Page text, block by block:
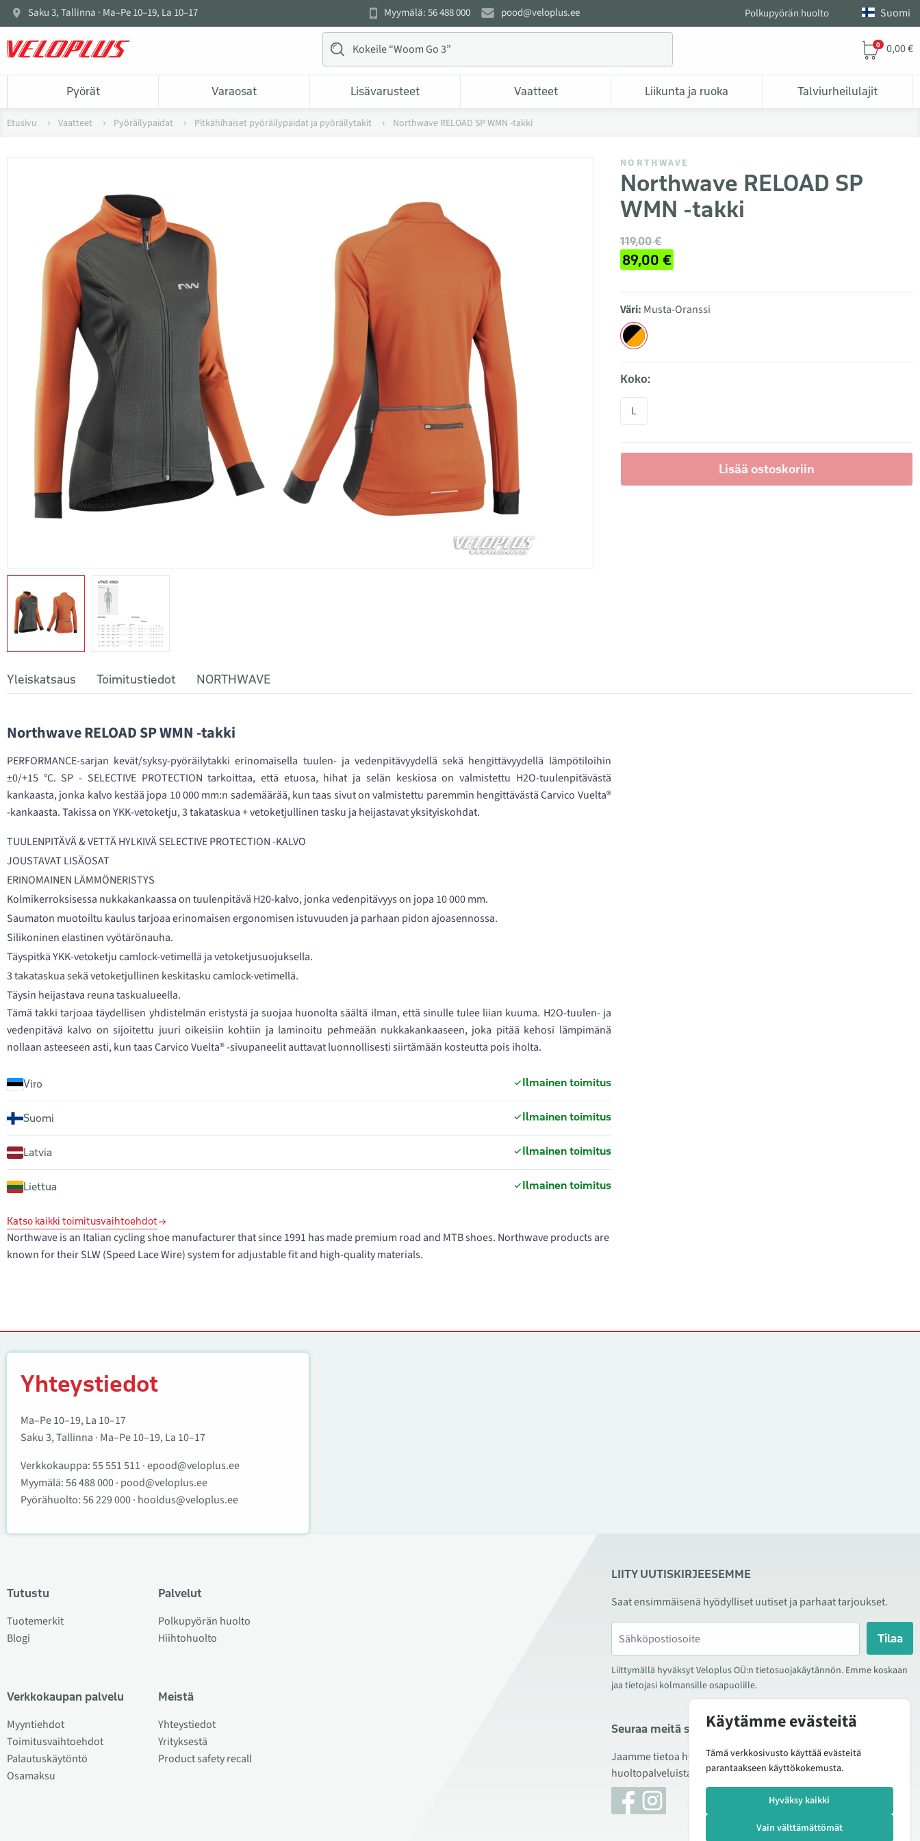
Saku 3, Tallinna · Ma–Pe 10–19, La 10–17 Myymälä: 56 488 000 pood@veloplus.ee Polkupyörän huolto Suomi
0 0,00 €
Pyörät Varaosat Lisävarusteet Vaatteet Liikunta ja ruoka Talviurheilulajit
Etusivu Vaatteet Pyöräilypaidat Pitkähihaiset pyöräilypaidat ja pyöräilytakit Northwave RELOAD SP WMN -takki
NORTHWAVE
Northwave RELOAD SP
WMN -takki
119,00 €
89,00 €
Väri: Musta-Oranssi
Koko:
L
Lisää ostoskoriin
Yleiskatsaus Toimitustiedot NORTHWAVE
Northwave RELOAD SP WMN -takki
PERFORMANCE-sarjan kevät/syksy-pyöräilytakki erinomaisella tuulen- ja vedenpitävyydellä sekä hengittävyydellä lämpötiloihin
±0/+15 °C. SP - SELECTIVE PROTECTION tarkoittaa, että etuosa, hihat ja selän keskiosa on valmistettu H2O-tuulenpitävästä
kankaasta, jonka kalvo kestää jopa 10 000 mm:n sademäärää, kun taas sivut on valmistettu paremmin hengittävästä Carvico Vuelta®
-kankaasta. Takissa on YKK-vetoketju, 3 takataskua + vetoketjullinen tasku ja heijastavat yksityiskohdat.
TUULENPITÄVÄ & VETTÄ HYLKIVÄ SELECTIVE PROTECTION -KALVO
JOUSTAVAT LISÄOSAT
ERINOMAINEN LÄMMÖNERISTYS
Kolmikerroksisessa nukkakankaassa on tuulenpitävä H20-kalvo, jonka vedenpitävyys on jopa 10 000 mm.
Saumaton muotoiltu kaulus tarjoaa erinomaisen ergonomisen istuvuuden ja parhaan pidon ajoasennossa.
Silikoninen elastinen vyötärönauha.
Täyspitkä YKK-vetoketju camlock-vetimellä ja vetoketjusuojuksella.
3 takataskua sekä vetoketjullinen keskitasku camlock-vetimellä.
Täysin heijastava reuna taskualueella.
Tämä takki tarjoaa täydellisen yhdistelmän eristystä ja suojaa huonolta säältä ilman, että sinulle tulee liian kuuma. H2O-tuulen- ja
vedenpitävä kalvo on sijoitettu juuri oikeisiin kohtiin ja laminoitu pehmeään nukkakankaaseen, joka pitää kehosi lämpimänä
nollaan asteeseen asti, kun taas Carvico Vuelta® -sivupaneelit auttavat luonnollisesti siirtämään kosteutta pois iholta.
Viro Ilmainen toimitus
Suomi Ilmainen toimitus
Latvia Ilmainen toimitus
Liettua Ilmainen toimitus
Katso kaikki toimitusvaihtoehdot
Northwave is an Italian cycling shoe manufacturer that since 1991 has made premium road and MTB shoes. Northwave products are
known for their SLW (Speed Lace Wire) system for adjustable fit and high-quality materials.
Yhteystiedot
Ma–Pe 10–19, La 10–17
Saku 3, Tallinna · Ma–Pe 10–19, La 10–17
Verkkokauppa:55 551 511 ·epood@veloplus.ee
Myymälä:56 488 000· pood@veloplus.ee
Pyörähuolto:56 229 000· hooldus@veloplus.ee
Tutustu
Tuotemerkit
Blogi
Verkkokaupan palvelu
Myyntiehdot
Toimitusvaihtoehdot
Palautuskäytöntö
Osamaksu
Palvelut
Polkupyörän huolto
Hiihtohuolto
Meistä
Yhteystiedot
Yrityksestä
Product safety recall
LIITY UUTISKIRJEESEMME
Saat ensimmäisenä hyödylliset uutiset ja parhaat tarjoukset.
Tilaa
Liittymällä hyväksyt Veloplus OÜ:n tietosuojakäytännön. Emme koskaan
jaa tietojasi kolmansille osapuolille.
Seuraa meitä sosiaalisessa mediassa
Jaamme tietoa hyvistä tarjouksista, uusista tuotteista ja
huoltopalveluista. Joskus julkaisemme myös tuote-esittelyjä.
Käytämme evästeitä
Tämä verkkosivusto käyttää evästeitä
parantaakseen käyttökokemusta.
Hyväksy kaikki
Vain välttämättömät